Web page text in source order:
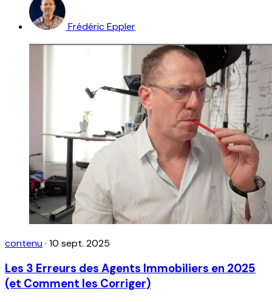
Frédéric Eppler
contenu· 10 sept. 2025
Les 3 Erreurs des Agents Immobiliers en 2025
(et Comment les Corriger)